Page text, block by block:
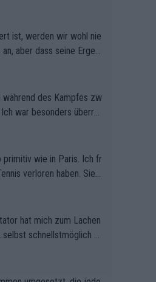
ist, werden wir wohl nie
aber dass seine Ergeb
des Kampfes zw
war besonders überras
primitiv wie in Paris. Ich fr
verloren haben. Sie s
hat mich zum Lachen
schnellstmöglich na